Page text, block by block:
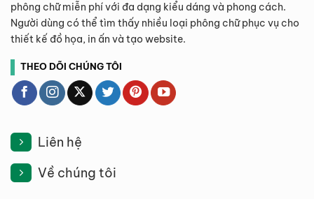
phông chữ miễn phí với đa dạng kiểu dáng và phong cách.
Người dùng có thể tìm thấy nhiều loại phông chữ phục vụ cho
thiết kế đồ họa, in ấn và tạo website.
THEO DÕI CHÚNG TÔI
Liên hệ
Về chúng tôi